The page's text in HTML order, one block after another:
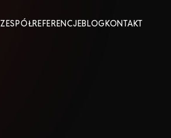
ZESPÓŁREFERENCJEBLOGKONTAKT